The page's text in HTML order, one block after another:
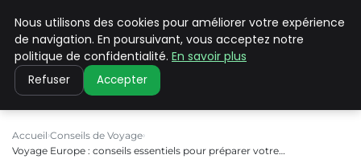
PILAT PATRIMOINES
Accueil Conseils de Voyage
Voyage Europe : conseils essentiels pour préparer votre…
Nous utilisons des cookies pour améliorer votre expérience
de navigation. En poursuivant, vous acceptez notre
politique de confidentialité. En savoir plus
Refuser Accepter